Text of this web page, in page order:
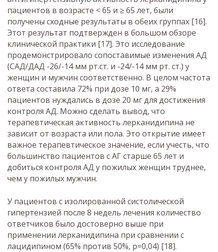
пациентов в возрасте < 65 и ≥ 65 лет, были
получены сходные результаты в обеих группах [16].
Этот результат подтвержден в большом обзоре
клинической практики [17]. Это исследование
продемонстрировало сопоставимые изменения АД
(САД/ДАД -26/-14 мм рт.ст. и -24/-14 мм рт. ст.) у
женщин и мужчин соответственно. В целом частота
ответа составила 72% при дозе 10 мг, а 29%
пациентов нуждались в дозе 20 мг для достижения
контроля АД. Можно сделать вывод, что
терапевтическая активность лерканидипина не
зависит от возраста или пола. Это открытие имеет
важное терапевтическое значение, если учесть, что
большинство пациентов с АГ старше 65 лет и
добиться контроля АД у пожилых женщин труднее,
чем у пожилых мужчин.
У пациентов с изолированной систолической
гипертензией после 8 недель лечения количество
ответчиков было достоверно выше при
применении лерканидипина при сравнении с
лацидипином (65% против 50%, р=0,04) [18].